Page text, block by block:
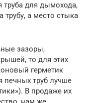
труба для дымохода,
а место стыка
зазоры,
то для этих
герметик
печных труб лучше
В продаже их